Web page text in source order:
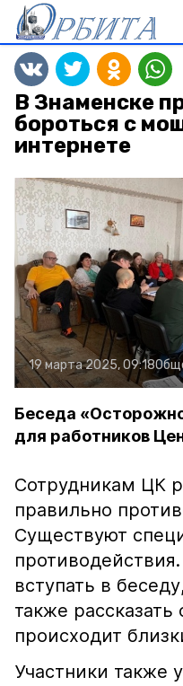
В Знаменске
бороться с
интернете
19 марта 2025, 09:18
Беседа
для работников
Сотрудникам ЦК
правильно
Существуют
вступать в
также
происходит
Участники также